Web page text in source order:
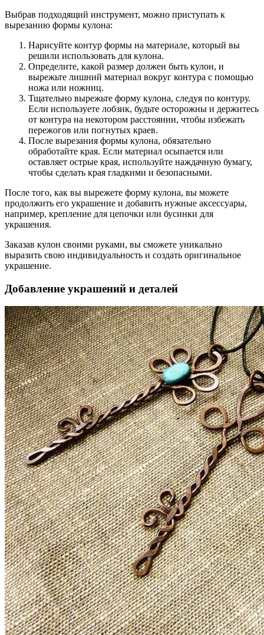
Выбрав подходящий инструмент, можно приступать к
вырезанию формы кулона:
Нарисуйте контур формы на материале, который вы
решили использовать для кулона.
Определите, какой размер должен быть кулон, и
вырежьте лишний материал вокруг контура с помощью
ножа или ножниц.
Тщательно вырежьте форму кулона, следуя по контуру.
Если используете лобзик, будьте осторожны и держитесь
от контура на некотором расстоянии, чтобы избежать
пережогов или погнутых краев.
После вырезания формы кулона, обязательно
обработайте края. Если материал осыпается или
оставляет острые края, используйте наждачную бумагу,
чтобы сделать края гладкими и безопасными.
После того, как вы вырежете форму кулона, вы можете
продолжить его украшение и добавить нужные аксессуары,
например, крепление для цепочки или бусинки для
украшения.
Заказав кулон своими руками, вы сможете уникально
выразить свою индивидуальность и создать оригинальное
украшение.
Добавление украшений и деталей